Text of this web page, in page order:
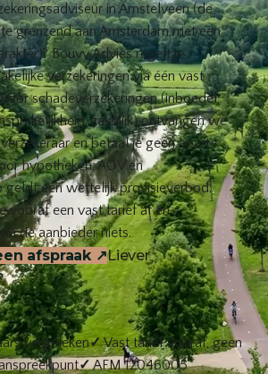
in Amstelveen (de
grenzend aan Amsterdam met een
Bouvy Advies regelt je
verzekeringen via één vast
schadeverzekeringen (inboedel,
zakelijk) ontvangen we
en betaal je geen aparte
hypotheken, AOV en
geldt een wettelijk provisieverbod:
vooraf een vast tarief af en
de aanbieder niets.
afspraak ↗Liever
vergeleken✓Vast tarief vooraf, geen
✓AFM 12046005